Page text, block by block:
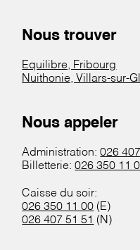
Nous trouver
Equilibre, Fribourg
Nuithonie, Villars-sur-
Nous appeler
Administration:026
Billetterie:026 350 11
Caisse du soir:
026 350 11 00 (E)
026 407 51 51 (N)